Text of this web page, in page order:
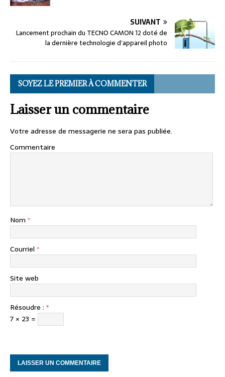
SUIVANT
Lancement prochain du TECNO CAMON 12 doté de
la dernière technologie d’appareil photo
SOYEZ LE PREMIER À COMMENTER
Laisser un commentaire
Votre adresse de messagerie ne sera pas publiée.
Commentaire
Nom *
Courriel *
Site web
Résoudre : *
7 × 23 =